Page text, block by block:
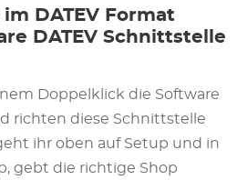
DATEV Format
DATEV Schnittstelle
Doppelklick die Software
richten diese Schnittstelle
ihr oben auf Setup und in
gebt die richtige Shop